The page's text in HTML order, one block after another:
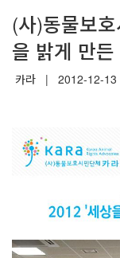
(사)동물보
을 밝게 만
카라 | 2012-12-13